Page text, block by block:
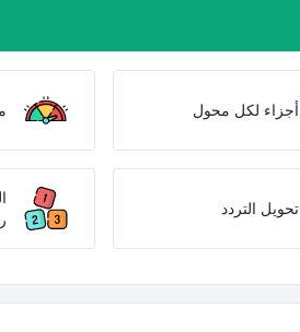
أجزاء لكل محول
تحويل التردد